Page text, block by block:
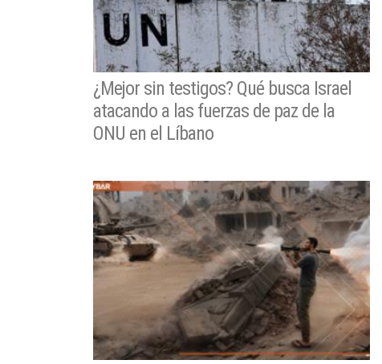
¿Mejor sin testigos? Qué busca Israel
atacando a las fuerzas de paz de la
ONU en el Líbano